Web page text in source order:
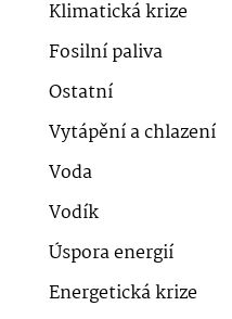
Klimatická krize
Fosilní paliva
Ostatní
Vytápění a chlazení
Voda
Vodík
Úspora energií
Energetická krize